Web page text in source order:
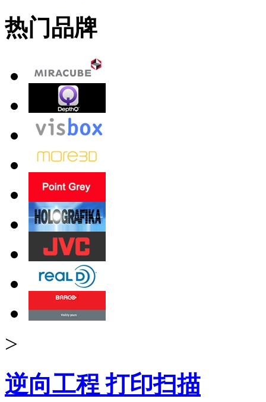
热门品牌
>
逆向工程 打印扫描